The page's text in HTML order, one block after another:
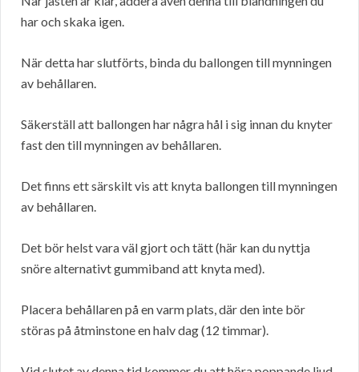
har och skaka igen.
När detta har slutförts, binda du ballongen till mynningen
av behållaren.
Säkerställ att ballongen har några hål i sig innan du knyter
fast den till mynningen av behållaren.
Det finns ett särskilt vis att knyta ballongen till mynningen
av behållaren.
Det bör helst vara väl gjort och tätt (här kan du nyttja
snöre alternativt gummiband att knyta med).
Placera behållaren på en varm plats, där den inte bör
störas på åtminstone en halv dag (12 timmar).